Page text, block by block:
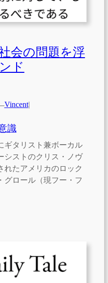
会の問題を浮
ド
Vincent|
識
ギタリスト兼ボーカル
シストのクリス・ノヴ
れたアメリカのロック
グロール（現フー・フ